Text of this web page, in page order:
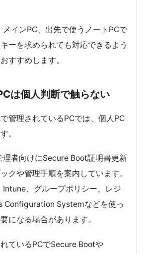
インPC、出先で使うノートPCで
ーを求められても対応できるよう
すすめします。
は個人判断で触らない
管理されているPCでは、個人PC
。
者向けにSecure Boot証明書更新
クや管理手順を案内しています。
Intune、グループポリシー、レジ
Configuration Systemなどを使っ
になる場合があります。
ているPCでSecure Bootや